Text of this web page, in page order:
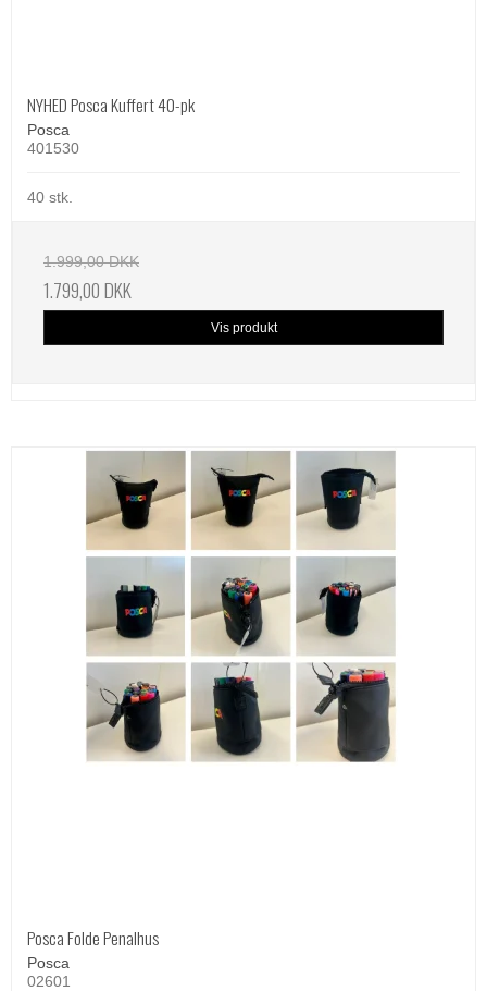
NYHED Posca Kuffert 40-pk
Posca
401530
40 stk.
1.999,00 DKK
1.799,00 DKK
Vis produkt
Posca Folde Penalhus
Posca
02601